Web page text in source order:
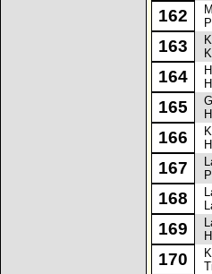
162
163
164
165
166
167
168
169
170